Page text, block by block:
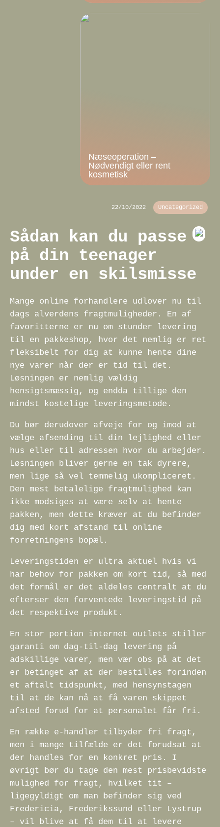
Næseoperation –
Nødvendigt eller rent
kosmetisk
22/10/2022 Uncategorized
Sådan kan du passe
på din teenager
under en skilsmisse
Mange online forhandlere udlover nu til
dags alverdens fragtmuligheder. En af
favoritterne er nu om stunder levering
til en pakkeshop, hvor det nemlig er ret
fleksibelt for dig at kunne hente dine
nye varer når der er tid til det.
Løsningen er nemlig vældig
hensigtsmæssig, og endda tillige den
mindst kostelige leveringsmetode.
Du bør derudover afveje for og imod at
vælge afsending til din lejlighed eller
hus eller til adressen hvor du arbejder.
Løsningen bliver gerne en tak dyrere,
men lige så vel temmelig ukompliceret.
Den mest betalelige fragtmulighed kan
ikke modsiges at være selv at hente
pakken, men dette kræver at du befinder
dig med kort afstand til online
forretningens bopæl.
Leveringstiden er ultra aktuel hvis vi
har behov for pakken om kort tid, så med
det formål er det aldeles centralt at du
efterser den forventede leveringstid på
det respektive produkt.
En stor portion internet outlets stiller
garanti om dag-til-dag levering på
adskillige varer, men vær obs på at det
er betinget af at der bestilles forinden
et aftalt tidspunkt, med hensynstagen
til at de kan nå at få varen skippet
afsted forud for at personalet får fri.
En række e-handler tilbyder fri fragt,
men i mange tilfælde er det forudsat at
der handles for en konkret pris. I
øvrigt bør du tage den mest prisbevidste
mulighed for fragt, hvilket tit –
ligegyldigt om man befinder sig ved
Fredericia, Frederikssund eller Lystrup
– vil blive at få dem til at levere